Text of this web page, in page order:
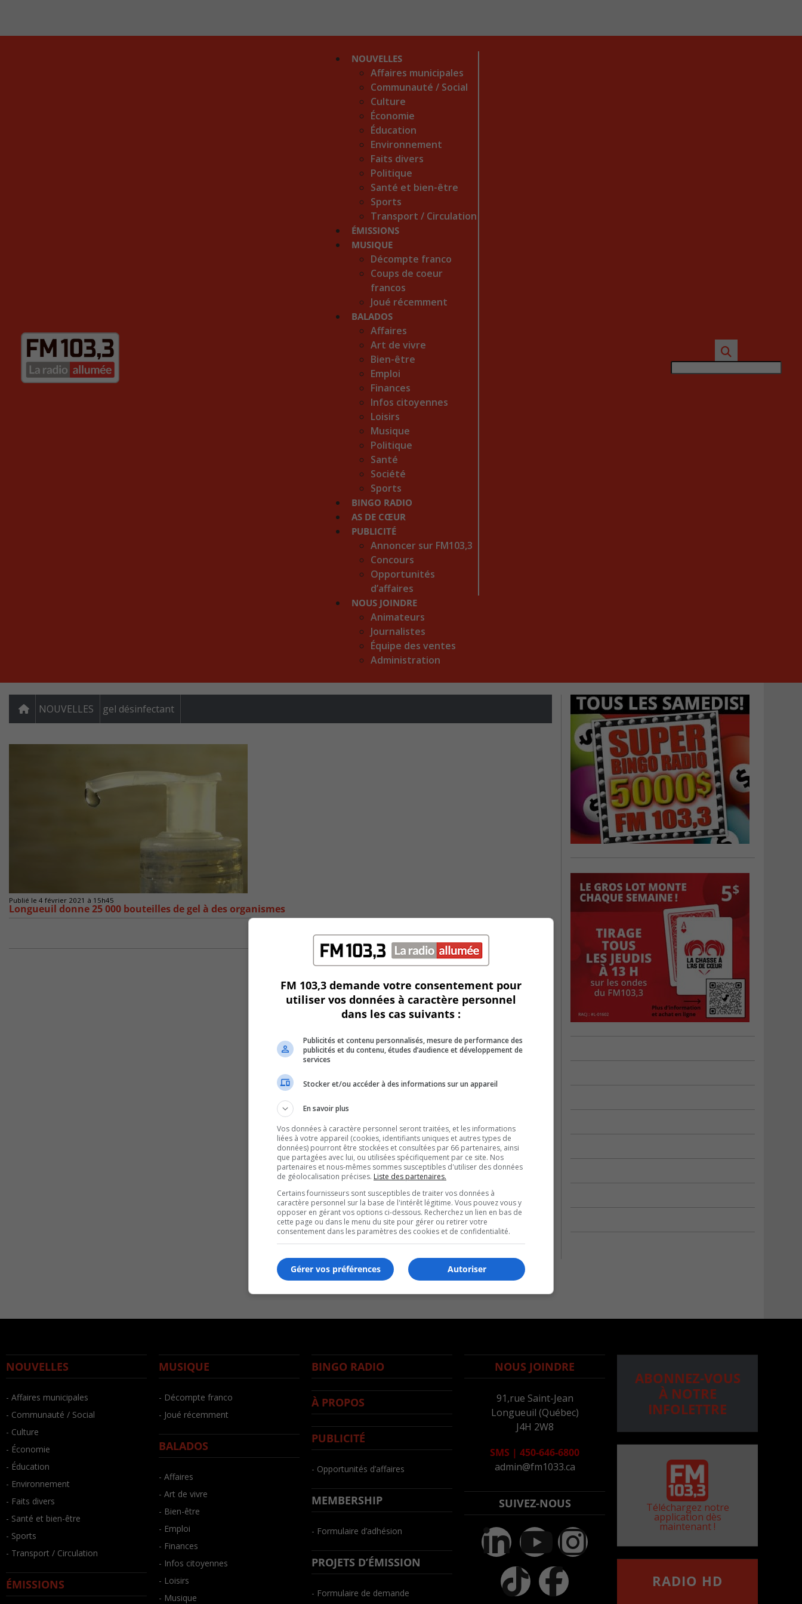
NOUVELLES
Affaires municipales
Communauté / Social
Culture
Économie
Éducation
Environnement
Faits divers
Politique
Santé et bien-être
Sports
Transport / Circulation
ÉMISSIONS
MUSIQUE
Décompte franco
Coups de coeur
francos
Joué récemment
BALADOS
Affaires
Art de vivre
Bien-être
Emploi
Finances
Infos citoyennes
Loisirs
Musique
Politique
Santé
Société
Sports
BINGO RADIO
AS DE CŒUR
PUBLICITÉ
Annoncer sur FM103,3
Concours
Opportunités
d’affaires
NOUS JOINDRE
Animateurs
Journalistes
Équipe des ventes
Administration
NOUVELLES gel désinfectant
Publié le 4 février 2021 à 15h45
Longueuil donne 25 000 bouteilles de gel à des organismes
NOUVELLES
- Affaires municipales
- Communauté / Social
- Culture
- Économie
- Éducation
- Environnement
- Faits divers
- Santé et bien-être
- Sports
- Transport / Circulation
ÉMISSIONS
MUSIQUE
- Décompte franco
- Joué récemment
BALADOS
- Affaires
- Art de vivre
- Bien-être
- Emploi
- Finances
- Infos citoyennes
- Loisirs
- Musique
BINGO RADIO
À PROPOS
PUBLICITÉ
- Opportunités d’affaires
MEMBERSHIP
- Formulaire d’adhésion
PROJETS D’ÉMISSION
- Formulaire de demande
NOUS JOINDRE
91,rue Saint-Jean
Longueuil (Québec)
J4H 2W8
SMS | 450-646-6800
admin@fm1033.ca
SUIVEZ-NOUS
ABONNEZ-VOUS
À NOTRE
INFOLETTRE
Téléchargez notre
application dès
maintenant !
RADIO HD
FM 103,3 demande votre consentement pour
utiliser vos données à caractère personnel
dans les cas suivants :
Publicités et contenu personnalisés, mesure de performance des
publicités et du contenu, études d’audience et développement de
services
Stocker et/ou accéder à des informations sur un appareil
En savoir plus
Vos données à caractère personnel seront traitées, et les informations
liées à votre appareil (cookies, identifiants uniques et autres types de
données) pourront être stockées et consultées par 66 partenaires, ainsi
que partagées avec lui, ou utilisées spécifiquement par ce site. Nos
partenaires et nous-mêmes sommes susceptibles d'utiliser des données
de géolocalisation précises. Liste des partenaires.
Certains fournisseurs sont susceptibles de traiter vos données à
caractère personnel sur la base de l'intérêt légitime. Vous pouvez vous y
opposer en gérant vos options ci-dessous. Recherchez un lien en bas de
cette page ou dans le menu du site pour gérer ou retirer votre
consentement dans les paramètres des cookies et de confidentialité.
Autoriser
Gérer vos préférences